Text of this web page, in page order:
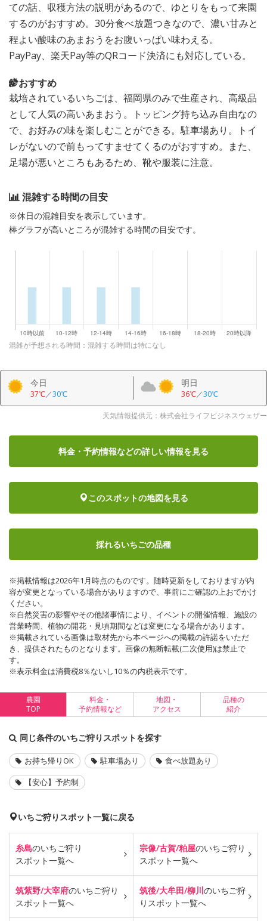
ての話、収穫方法の説明があるので、ゆとりをもって来園
するのがおすすめ。30分食べ放題つきなので、濃い甘みと
程よい酸味のあまおうをお腹いっぱい味わえる。
PayPay、楽天Pay等のQRコード決済にも対応している。
おすすめ
栽培されているいちごは、福岡県のみで生産され、高級品
として人気の高いあまおう。トッピング持ち込み自由なの
で、お好みの味を楽しむことができる。駐車場あり。トイ
レがないので前もってすませてくるのがおすすめ。また、
足場が悪いところもあるため、靴や服装に注意。
混雑する時間の目安
※休日の混雑目安を表示しています。
棒グラフが高いところが混雑する時間の目安です。
混雑が予想される時間：混雑する時間は特になし
今日
37℃／30℃
明日
36℃／30℃
天気情報提供元：株式会社ライフビジネスウェザー
料金・予約情報などの詳しい情報を見る
このスポットの地図を見る
採れるいちごの品種
※掲載情報は2026年1月時点のものです。随時更新をしておりますが内
容が変更となっている場合がありますので、事前にご確認の上おでかけ
ください。
※自然災害の影響やその他諸事情により、イベントの開催情報、施設の
営業時間、植物の開花・見頃期間などは変更になる場合があります。
※掲載されている画像は取材先から本ページへの掲載の許諾をいただ
き、提供されたものとなります。画像の無断転載(二次使用)は禁止で
す。
※表示料金は消費税8％ないし10％の内税表示です。
農園
TOP
料金・
予約情報など
地図・
アクセス
品種の
紹介
同じ条件のいちご狩りスポットを探す
お持ち帰りOK 駐車場あり
食べ放題あり
【安心】予約制
いちご狩りスポット一覧に戻る
糸島のいちご狩り
スポット一覧へ
宗像/古賀/粕屋のいちご狩り
スポット一覧へ
筑紫野/大宰府のいちご狩り
スポット一覧へ
筑後/大牟田/柳川 のいちご狩
り スポット一覧へ